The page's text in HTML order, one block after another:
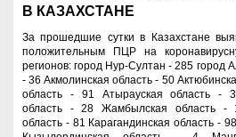
В КАЗАХСТАНЕ
За прошедшие сутки в Казахстане
положительным ПЦР на
регионов: город Нур-Султан - 285 город
- 36 Акмолинская область - 50
область - 91 Атырауская область -
область - 28 Жамбылская область -
область - 81 Карагандинская область -